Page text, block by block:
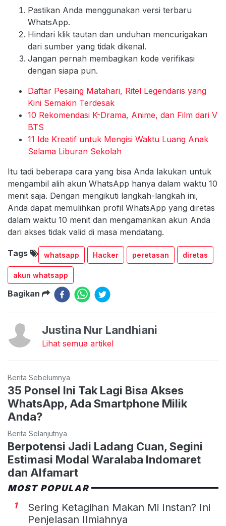
Pastikan Anda menggunakan versi terbaru
WhatsApp.
Hindari klik tautan dan unduhan mencurigakan
dari sumber yang tidak dikenal.
Jangan pernah membagikan kode verifikasi
dengan siapa pun.
Daftar Pesaing Matahari, Ritel Legendaris yang
Kini Semakin Terdesak
10 Rekomendasi K-Drama, Anime, dan Film dari V
BTS
11 Ide Kreatif untuk Mengisi Waktu Luang Anak
Selama Liburan Sekolah
Itu tadi beberapa cara yang bisa Anda lakukan untuk
mengambil alih akun WhatsApp hanya dalam waktu 10
menit saja. Dengan mengikuti langkah-langkah ini,
Anda dapat memulihkan profil WhatsApp yang diretas
dalam waktu 10 menit dan mengamankan akun Anda
dari akses tidak valid di masa mendatang.
Tags whatsapp Hacker peretasan diretas
akun whatsapp
Bagikan
Justina Nur Landhiani
Lihat semua artikel
Berita Sebelumnya
35 Ponsel Ini Tak Lagi Bisa Akses
WhatsApp, Ada Smartphone Milik
Anda?
Berita Selanjutnya
Berpotensi Jadi Ladang Cuan, Segini
Estimasi Modal Waralaba Indomaret
dan Alfamart
MOST POPULAR
1
Sering Ketagihan Makan Mi Instan? Ini
Penjelasan Ilmiahnya